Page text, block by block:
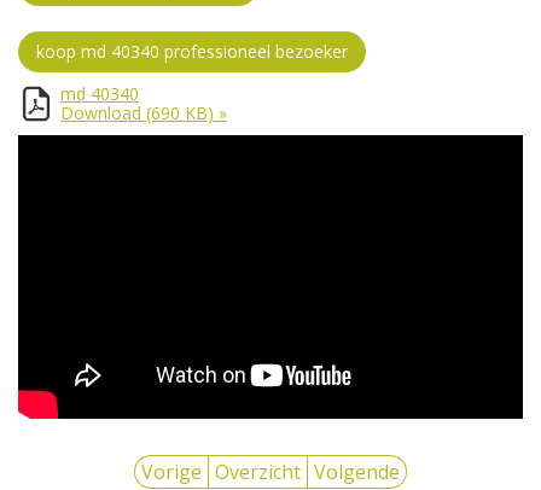
koop md 40340 professioneel bezoeker
md 40340
Download (690 KB) »
Vorige Overzicht Volgende